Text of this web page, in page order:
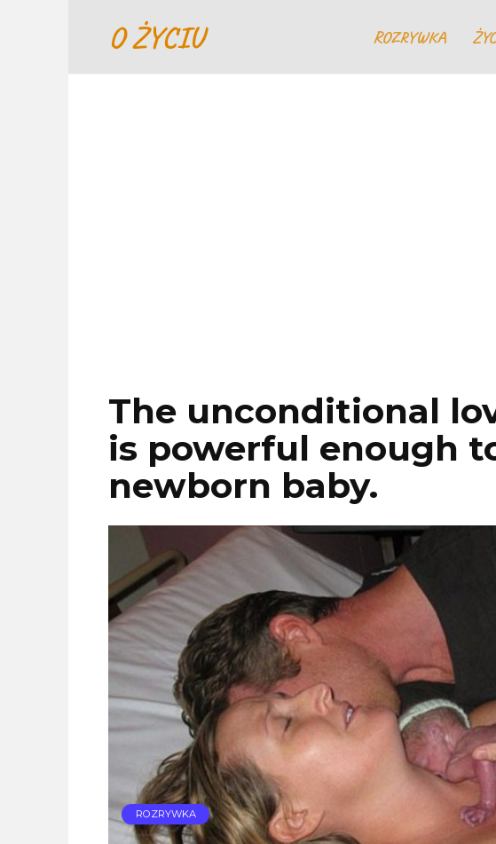
O ŻYCIU ROZRYWKA
The unconditional
is powerful enough
newborn baby.
ROZRYWKA